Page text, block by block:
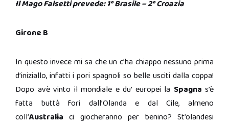
Il Mago Falsetti prevede: 1° Brasile – 2° Croazia
Girone B
In questo invece mi sa che un c’ha chiappo nessuno prima
d’iniziallo, infatti i pori spagnoli so belle usciti dalla coppa!
Dopo avè vinto il mondiale e du’ europei la Spagna s’è
fatta buttà fori dall’Olanda e dal Cile, almeno
coll’Australia ci giocheranno per benino? St’olandesi